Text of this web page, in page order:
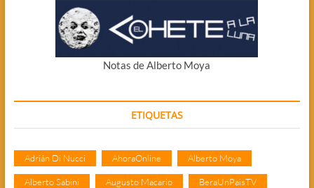
Notas de Alberto Moya
ETIQUETAS
Adrián Di Nucci AhoraOnline Alberto Moya
Alberto Sabini Augusto Macario BeraUnPaisTV